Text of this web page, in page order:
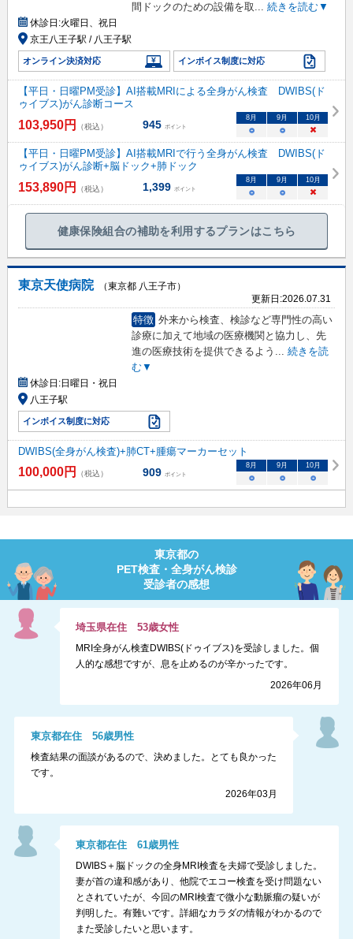
間ドックのための設備を取 ... 続きを読む▼
休診日:火曜日、祝日
京王八王子駅 / 八王子駅
オンライン決済対応 インボイス制度に対応
【平日・日曜PM受診】AI搭載MRIによる全身がん検査 DWIBS(ド
ゥイブス)がん診断コース
103,950円 （税込） 945 ポイント
8月 9月 10月
○ ○ ×
【平日・日曜PM受診】AI搭載MRIで行う全身がん検査 DWIBS(ド
ゥイブス)がん診断+脳ドック+肺ドック
153,890円 （税込） 1,399 ポイント
8月 9月 10月
○ ○ ×
健康保険組合の補助を利用するプランはこちら
東京天使病院
（東京都 八王子市）
更新日:2026.07.31
特徴 外来から検査、検診など専門性の高い
診療に加えて地域の医療機関と協力し、先
進の医療技術を提供できるよう
続きを読
む▼
休診日:日曜日・祝日
八王子駅
インボイス制度に対応
DWIBS(全身がん検査)+肺CT+腫瘍マーカーセット
100,000円 （税込） 909 ポイント
8 月 9 月 10月
○ ○ ○
東京都の
PET検査・全身がん検診
受診者の感想
埼玉県在住53歳女性
MRI全身がん検査DWIBS(ドゥイブス)を受診しました。個
人的な感想ですが、息を止めるのが辛かったです。
2026年06月
東京都在住 56歳男性
検査結果の面談があるので、決めました。とても良かった
です。
2026年03月
東京都在住61歳男性
DWIBS＋脳ドックの全身MRI検査を夫婦で受診しました。
妻が首の違和感があり、他院でエコー検査を受け問題ない
とされていたが、今回のMRI検査で微小な動脈瘤の疑いが
判明した。有難いです。詳細なカラダの情報がわかるので
また受診したいと思います。